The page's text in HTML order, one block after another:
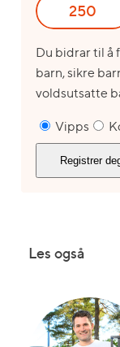
250
Du bidrar til å
barn, sikre
voldsutsatte
Vipps
Les også